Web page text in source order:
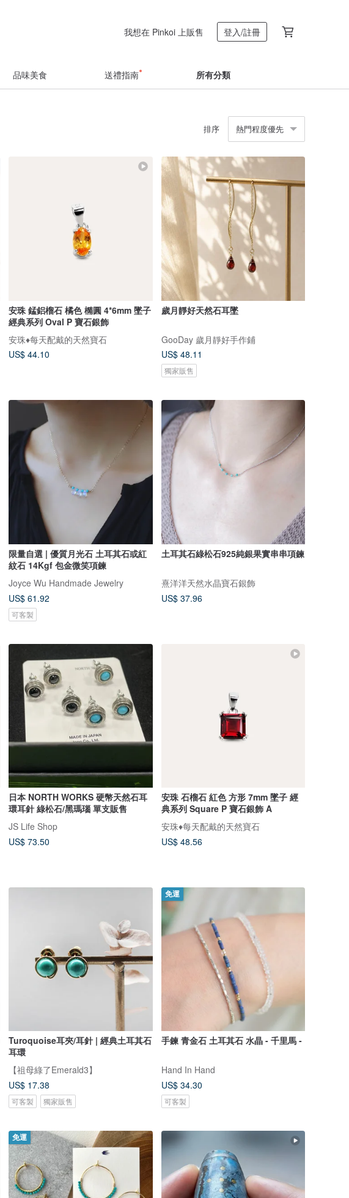
我想在 Pinkoi 上販售 登入/註冊
品味美食 送禮指南 所有分類
排序 熱門程度優先
安珠 錳鋁榴石 橘色 橢圓 4*6mm 墜子
經典系列 Oval P 寶石銀飾
安珠♦️每天配戴的天然寶石
US$ 44.10
歲月靜好天然石耳墜
GooDay 歲月靜好手作鋪
US$ 48.11
獨家販售
限量自選 | 優質月光石 土耳其石或紅
紋石 14Kgf 包金微笑項鍊
Joyce Wu Handmade Jewelry
US$ 61.92
可客製
土耳其石綠松石925純銀果實串串項鍊
熹洋洋天然水晶寶石銀飾
US$ 37.96
日本 NORTH WORKS 硬幣天然石耳
環耳針 綠松石/黑瑪瑙 單支販售
JS Life Shop
US$ 73.50
安珠 石榴石 紅色 方形 7mm 墜子 經
典系列 Square P 寶石銀飾 A
安珠♦️每天配戴的天然寶石
US$ 48.56
Turoquoise耳夾/耳針 | 經典土耳其石
耳環
【祖母綠了Emerald3】
US$ 17.38
可客製 獨家販售
免運
手鍊 青金石 土耳其石 水晶 - 千里馬 -
Hand In Hand
US$ 34.30
可客製
免運